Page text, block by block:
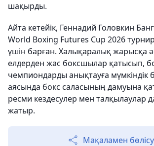
шақырды.
Айта кетейік, Геннадий Головкин
World Boxing Futures Cup 2026
үшін барған. Халықаралық жарысқа
елдерден жас боксшылар қатысып,
чемпиондарды анықтауға мүмкіндік
аясында бокс саласының дамуына
ресми кездесулер мен талқылаулар да
жатыр.
Мақаламен бөлісу